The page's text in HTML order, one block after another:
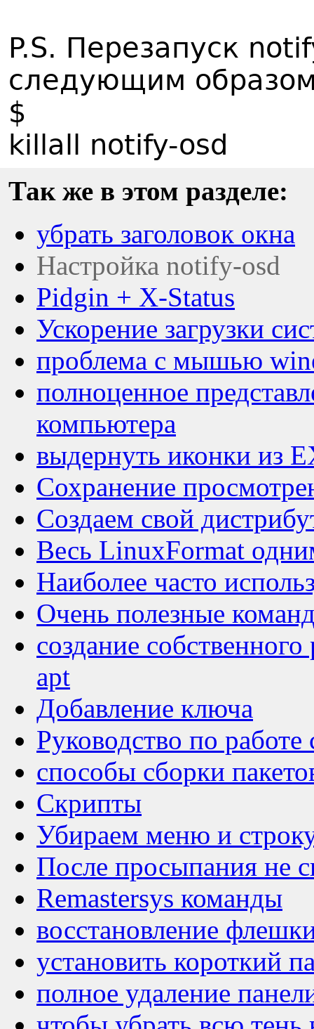
P.S. Перезапуск
следующим
$
killall notify-osd
Так же в этом разделе:
убрать заголовок окна
Настройка notify-osd
Pidgin + X-Status
Ускорение загрузки
проблема с мышью
полноценное
компьютера
выдернуть иконки из
Сохранение
Создаем свой
Весь LinuxFormat
Наиболее часто
Очень полезные
создание
apt
Добавление ключа
Руководство по работе
способы сборки
Скрипты
Убираем меню и
После просыпания не
Remastersys команды
восстановление
установить короткий
полное удаление